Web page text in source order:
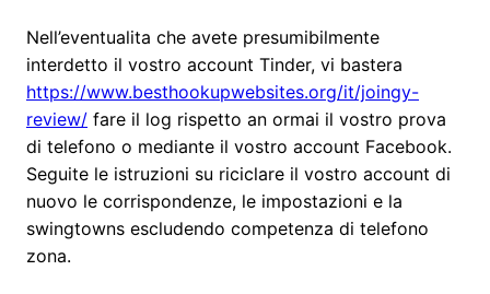
Nell’eventualita che avete presumibilmente
interdetto il vostro account Tinder, vi bastera
https://www.besthookupwebsites.org/it/joingy-
review/ fare il log rispetto an ormai il vostro prova
di telefono o mediante il vostro account Facebook.
Seguite le istruzioni su riciclare il vostro account di
nuovo le corrispondenze, le impostazioni e la
swingtowns escludendo competenza di telefono
zona.